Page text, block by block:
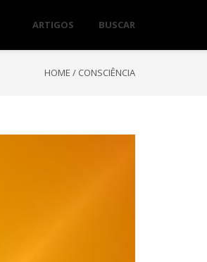
ARTIGOS BUSCAR
HOME / CONSCIÊNCIA